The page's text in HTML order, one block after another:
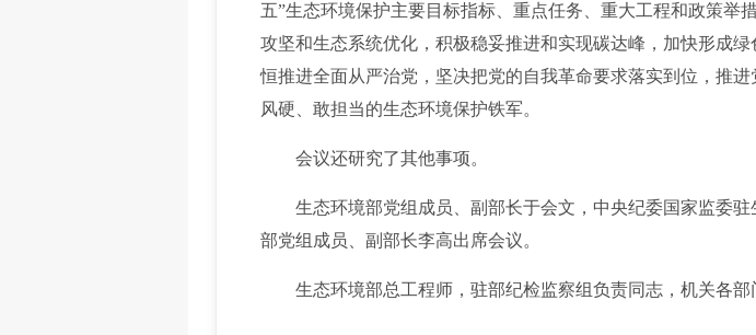
五”生态环境保护主要目标指标、重点任务、重大工程和政策
攻坚和生态系统优化，积极稳妥推进和实现碳达峰，加快形成
恒推进全面从严治党，坚决把党的自我革命要求落实到位，推
风硬、敢担当的生态环境保护铁军。
会议还研究了其他事项。
生态环境部党组成员、副部长于会文，中央纪委国家监委驻
部党组成员、副部长李高出席会议。
生态环境部总工程师，驻部纪检监察组负责同志，机关各部